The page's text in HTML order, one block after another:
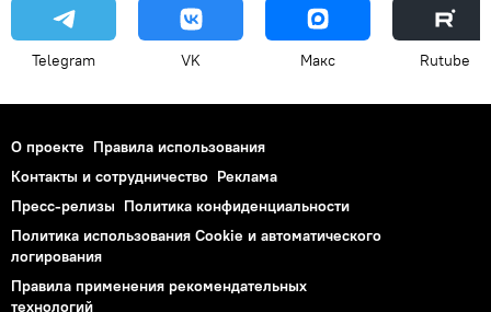
Telegram VK Макс Rutube
О проекте Правила использования
Контакты и сотрудничество Реклама
Пресс-релизы Политика конфиденциальности
Политика использования Cookie и автоматического
логирования
Правила применения рекомендательных
технологий